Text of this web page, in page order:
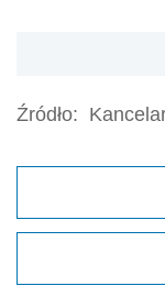
Źródło: